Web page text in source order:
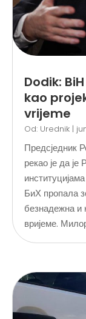
Dodik:
kao
vrijeme
Od: Urednik |
Предсједник
рекао је да
БиХ пропала
безнадежна и
вријеме.